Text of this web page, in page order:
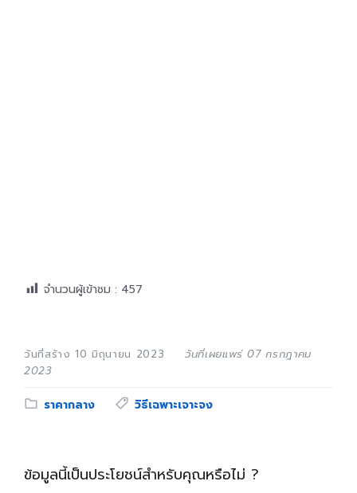
จำนวนผู้เข้าชม : 457
วันที่สร้าง 10 มิถุนายน 2023
วันที่เผยแพร่ 07 กรกฎาคม
2023
Category:
ราคากลาง Tags:
วิธีเฉพาะเจาะจง
ข้อมูลนี้เป็นประโยชน์สำหรับคุณหรือไม่ ?